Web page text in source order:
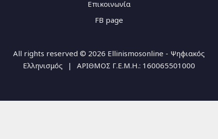
Επικοινωνία
FB page
All rights reserved © 2026 Ellinismosonline - Ψηφιακός
Ελληνισμός
| ΑΡΙΘΜΟΣ Γ.Ε.Μ.Η.: 160065501000